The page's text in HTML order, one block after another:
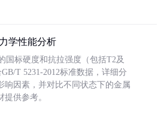
学性能分析
国标硬度和抗拉强度（包括T2及
T 5231-2012标准数据，详细分
响因素，并对比不同状态下的金属
供参考。